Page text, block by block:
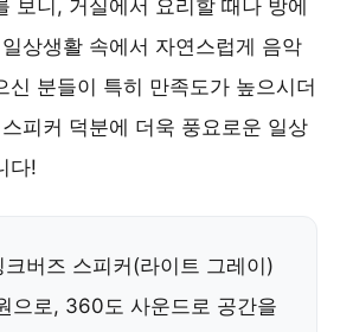
보니, 거실에서 요리할 때나 방에
상생활 속에서 자연스럽게 음악
신 분들이 특히 만족도가 높으시더
피커 덕분에 더욱 풍요로운 일상
다!
크버즈 스피커(라이트 그레이)
으로, 360도 사운드로 공간을